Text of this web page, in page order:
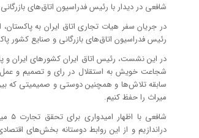
شافعی در دیدار با رئیس فدراسیون اتاق‌های
در جریان سفر هیات تجاری اتاق ایران به
رئیس فدراسیون اتاق‌های بازرگانی و صنایع کشور
در این نشست، رئیس اتاق ایران کشورهای ایران و
شجاعت خویش به استقلال در رای و تصمیم و عمل
سابقه تلاش‌ها و همچنین دوستی و صمیمیتی که بین
میراث را حفظ کنیم.
دراندازیم و از این روابط دوستانه بخش‌های